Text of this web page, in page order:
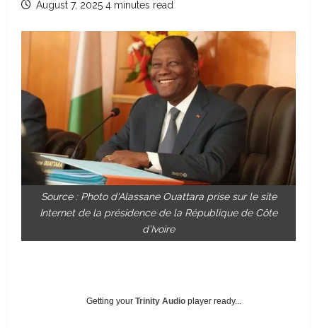
August 7, 2025 4 minutes read
Source : Photo d'Alassane Ouattara prise sur le site
Internet de la présidence de la République de Côte
d’Ivoire
Getting your Trinity Audio player ready...